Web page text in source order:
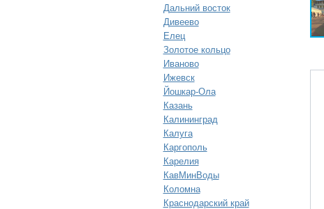
Дальний восток
Дивеево
Елец
Золотое кольцо
Иваново
Ижевск
Йошкар-Ола
Казань
Калининград
Калуга
Каргополь
Карелия
КавМинВоды
Коломна
Краснодарский край